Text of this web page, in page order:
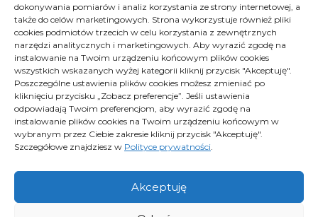
dokonywania pomiarów i analiz korzystania ze strony internetowej, a
także do celów marketingowych. Strona wykorzystuje również pliki
cookies podmiotów trzecich w celu korzystania z zewnętrznych
narzędzi analitycznych i marketingowych. Aby wyrazić zgodę na
instalowanie na Twoim urządzeniu końcowym plików cookies
wszystkich wskazanych wyżej kategorii kliknij przycisk "Akceptuję".
Poszczególne ustawienia plików cookies możesz zmieniać po
kliknięciu przycisku „Zobacz preferencje”. Jeśli ustawienia
odpowiadają Twoim preferencjom, aby wyrazić zgodę na
instalowanie plików cookies na Twoim urządzeniu końcowym w
wybranym przez Ciebie zakresie kliknij przycisk "Akceptuję".
Szczegółowe znajdziesz w Polityce prywatności.
Akceptuję
Polityka plików cookies (EU)
Polityka prywatności
Proximus - Wszelkie prawa zastrzeżone